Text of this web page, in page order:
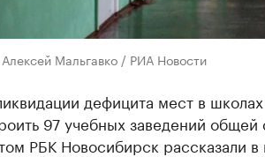
Мальгавко / РИА Новости
дефицита мест в
97 учебных заведений
РБК Новосибирск рассказали